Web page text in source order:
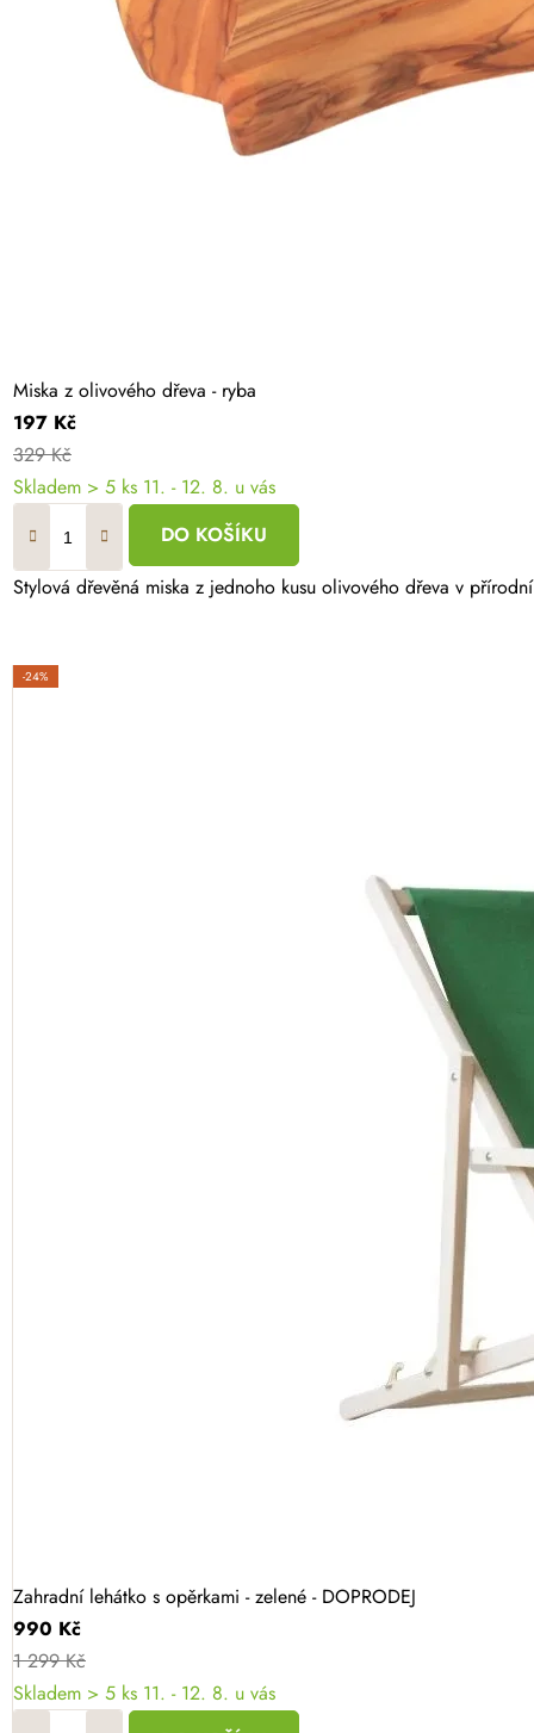
Miska z olivového dřeva - ryba
197 Kč
329 Kč
Skladem > 5 ks 11. - 12. 8. u vás
DO KOŠÍKU
Stylová dřevěná miska z jednoho kusu olivového dřeva v
-24%
Zahradní lehátko s opěrkami - zelené - DOPRODEJ
990 Kč
1 299 Kč
Skladem > 5 ks 11. - 12. 8. u vás